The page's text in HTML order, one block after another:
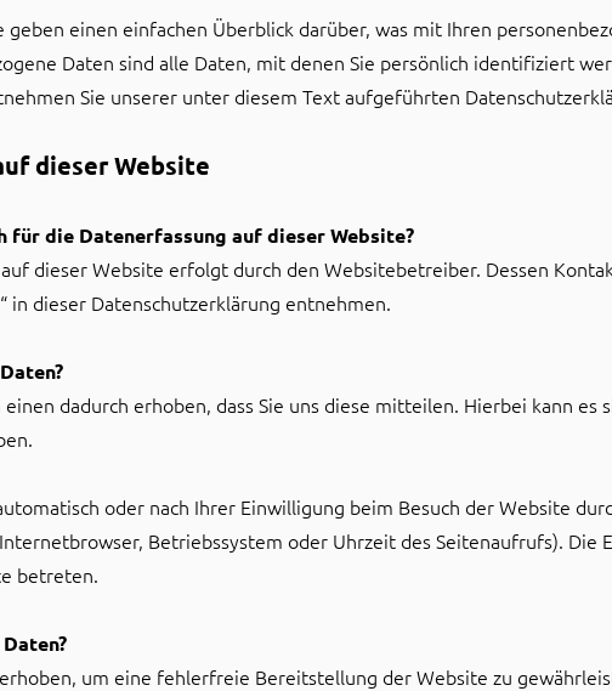
einen einfachen Überblick darüber, was mit Ihren
Daten sind alle Daten, mit denen Sie persönlich identifiziert
Sie unserer unter diesem Text aufgeführten
dieser Website
die Datenerfassung auf dieser Website?
dieser Website erfolgt durch den Websitebetreiber. Dessen
in dieser Datenschutzerklärung entnehmen.
dadurch erhoben, dass Sie uns diese mitteilen. Hierbei kann es
oder nach Ihrer Einwilligung beim Besuch der Website
Betriebssystem oder Uhrzeit des Seitenaufrufs). Die
betreten.
um eine fehlerfreie Bereitstellung der Website zu